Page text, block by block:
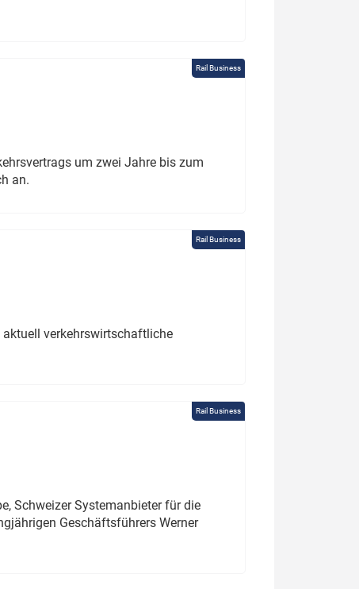
Rail Business
um zwei Jahre bis zum
an.
Rail Business
aktuell verkehrswirtschaftliche
Rail Business
Schweizer Systemanbieter für die
Geschäftsführers Werner